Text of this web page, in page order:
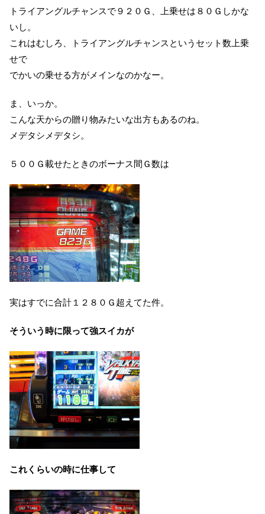
トライアングルチャンスで９２０Ｇ、上乗せは８０Ｇしかな
いし。
これはむしろ、トライアングルチャンスというセット数上乗
せで
でかいの乗せる方がメインなのかなー。
ま、いっか。
こんな天からの贈り物みたいな出方もあるのね。
メデタシメデタシ。
５００Ｇ載せたときのボーナス間Ｇ数は
実はすでに合計１２８０Ｇ超えてた件。
そういう時に限って強スイカが
これくらいの時に仕事して